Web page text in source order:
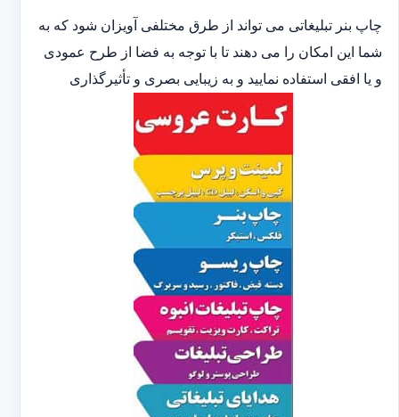
چاپ بنر تبلیغاتی می تواند از طرق مختلفی آویزان شود که به
شما این امکان را می دهند تا با توجه به فضا از طرح عمودی
و یا افقی استفاده نمایید و به زیبایی بصری و تأثیرگذاری